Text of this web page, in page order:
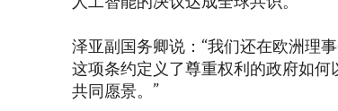
泽亚副国务卿说：“我们还在欧洲理
这项条约定义了尊重权利的政府如
共同愿景。”